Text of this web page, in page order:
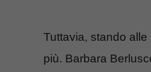
Tuttavia, stando alle
più. Barbara